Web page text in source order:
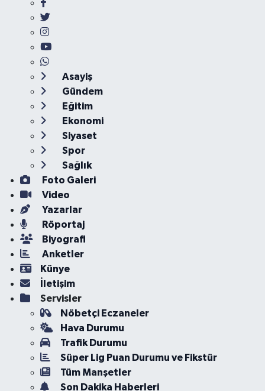
Asayiş
Gündem
Eğitim
Ekonomi
Siyaset
Spor
Sağlık
Foto Galeri
Video
Yazarlar
Röportaj
Biyografi
Anketler
Künye
İletişim
Servisler
Nöbetçi Eczaneler
Hava Durumu
Trafik Durumu
Süper Lig Puan Durumu ve Fikstür
Tüm Manşetler
Son Dakika Haberleri